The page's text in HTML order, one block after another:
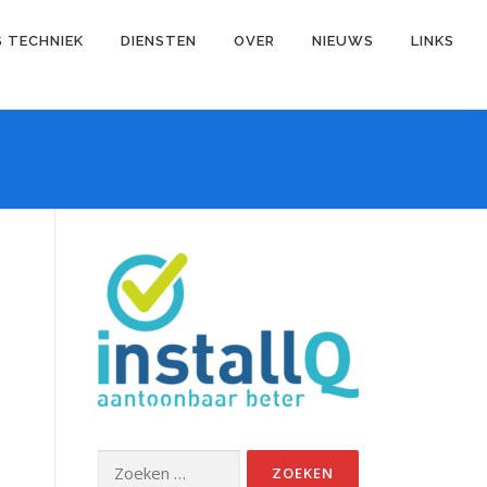
TECHNIEK DIENSTEN OVER NIEUWS LINKS